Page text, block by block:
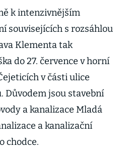
k intenzivnějším
souvisejících s rozsáhlou
Klementa tak
do 27. července v horní
v části ulice
Důvodem jsou stavební
a kanalizace Mladá
a kanalizační
chodce.